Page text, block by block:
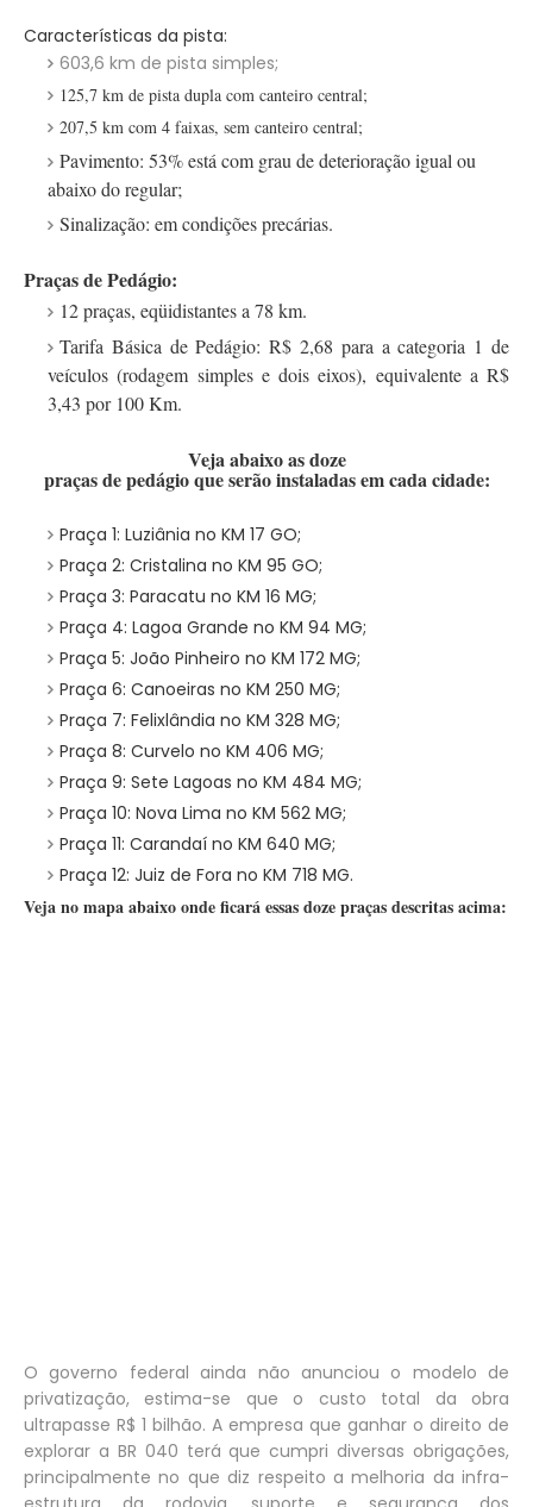
Características da pista:
603,6 km de pista simples;
125,7 km de pista dupla com canteiro central;
207,5 km com 4 faixas, sem canteiro central;
Pavimento: 53% está com grau de deterioração igual ou
abaixo do regular;
Sinalização: em condições precárias.
Praças de Pedágio:
12 praças, eqüidistantes a 78 km.
Tarifa Básica de Pedágio: R$ 2,68 para a categoria 1 de
veículos (rodagem simples e dois eixos), equivalente a R$
3,43 por 100 Km.
Veja abaixo as doze
praças de pedágio que serão instaladas em cada cidade:
Praça 1: Luziânia no KM 17 GO;
Praça 2: Cristalina no KM 95 GO;
Praça 3: Paracatu no KM 16 MG;
Praça 4: Lagoa Grande no KM 94 MG;
Praça 5: João Pinheiro no KM 172 MG;
Praça 6: Canoeiras no KM 250 MG;
Praça 7: Felixlândia no KM 328 MG;
Praça 8: Curvelo no KM 406 MG;
Praça 9: Sete Lagoas no KM 484 MG;
Praça 10: Nova Lima no KM 562 MG;
Praça 11: Carandaí no KM 640 MG;
Praça 12: Juiz de Fora no KM 718 MG.
Veja no mapa abaixo onde ficará essas doze praças descritas acima:
O governo federal ainda não anunciou o modelo de
privatização, estima-se que o custo total da obra
ultrapasse R$ 1 bilhão. A empresa que ganhar o direito de
explorar a BR 040 terá que cumpri diversas obrigações,
principalmente no que diz respeito a melhoria da infra-